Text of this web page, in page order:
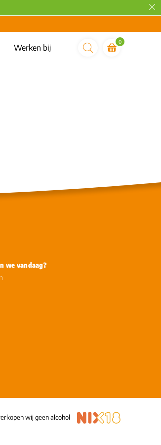
Werken bij
0
we vandaag?
wij geen alcohol